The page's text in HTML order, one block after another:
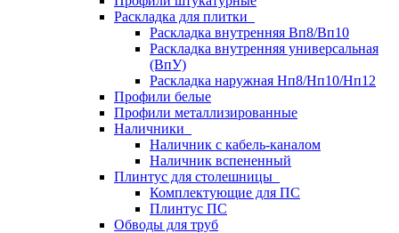
Раскладка для плитки
Раскладка внутренняя Вп8/Вп10
Раскладка внутренняя универсальная
(ВпУ)
Раскладка наружная Нп8/Нп10/Нп12
Профили белые
Профили металлизированные
Наличники
Наличник с кабель-каналом
Наличник вспененный
Плинтус для столешницы
Комплектующие для ПС
Плинтус ПС
Обводы для труб